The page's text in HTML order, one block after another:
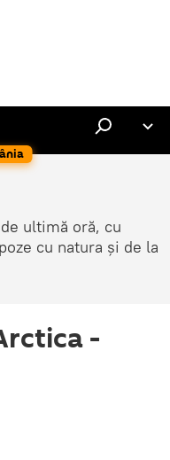
ultimă oră, cu
cu natura și de la
-